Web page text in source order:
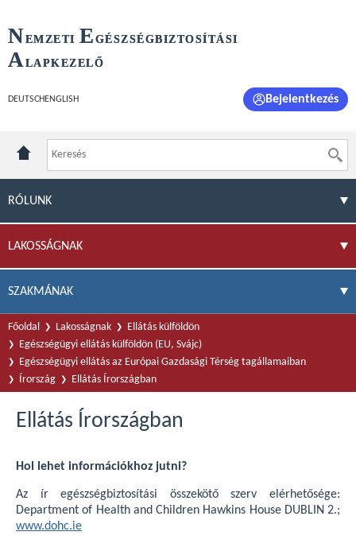
NEMZETI E GÉSZSÉGBIZTOSÍTÁSI
ALAPKEZELŐ
DEUTSCH ENGLISH Bejelentkezés
RÓLUNK
LAKOSSÁGNAK
SZAKMÁNAK
Főoldal Lakosságnak
Ellátás külföldön
Egészségügyi ellátás külföldön (EU, Svájc)
Egészségügyi ellátás az Európai Gazdasági Térség tagállamaiban
Írország
Ellátás Írországban
Ellátás Írországban
Hol lehet információkhoz jutni?
Az ír egészségbiztosítási összekötő szerv elérhetősége:
Department of Health and Children Hawkins House DUBLIN 2.;
www.dohc.ie